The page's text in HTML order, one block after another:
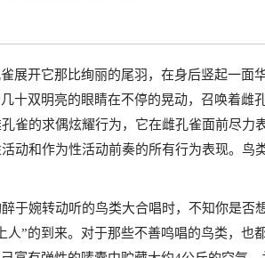
展开它那比绚丽的尾羽，在身后竖起一面
十双明亮的眼睛在不停的晃动，召唤着雌
的求偶炫耀行为，它在雌孔雀面前尽力
动和作为性活动前奏的所有行为表现。鸟
于婉转动听的鸟类大合唱时，不知你是否
”的到来。对于那些不善鸣唱的鸟类，也